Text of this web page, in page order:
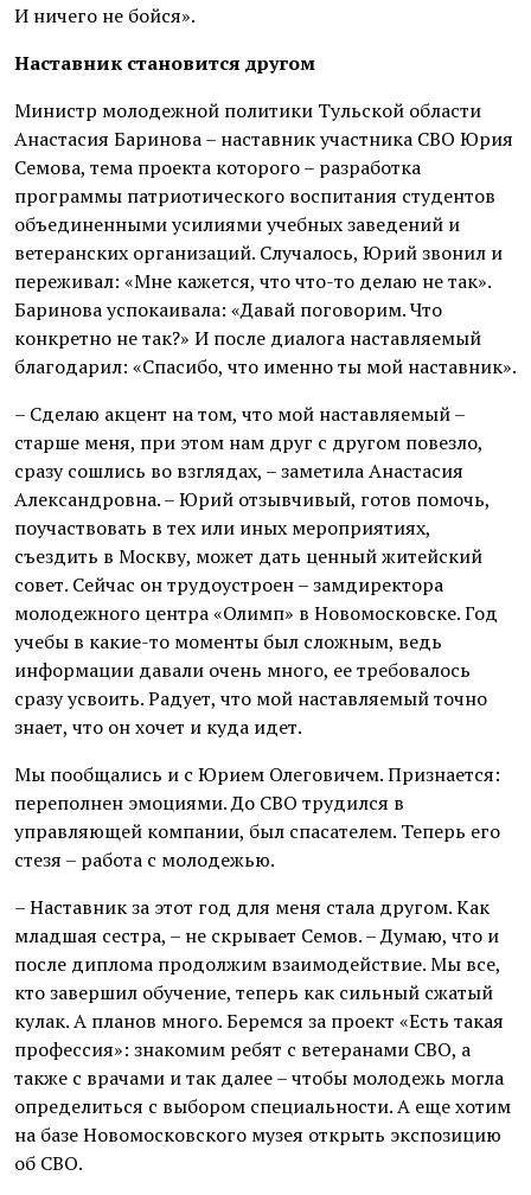
И ничего не бойся».
Наставник становится другом
Министр молодежной политики Тульской области
Анастасия Баринова – наставник участника СВО Юрия
Семова, тема проекта которого – разработка
программы патриотического воспитания студентов
объединенными усилиями учебных заведений и
ветеранских организаций. Случалось, Юрий звонил и
переживал: «Мне кажется, что что-то делаю не так».
Баринова успокаивала: «Давай поговорим. Что
конкретно не так?» И после диалога наставляемый
благодарил: «Спасибо, что именно ты мой наставник».
– Сделаю акцент на том, что мой наставляемый –
старше меня, при этом нам друг с другом повезло,
сразу сошлись во взглядах, – заметила Анастасия
Александровна. – Юрий отзывчивый, готов помочь,
поучаствовать в тех или иных мероприятиях,
съездить в Москву, может дать ценный житейский
совет. Сейчас он трудоустроен – замдиректора
молодежного центра «Олимп» в Новомосковске. Год
учебы в какие-то моменты был сложным, ведь
информации давали очень много, ее требовалось
сразу усвоить. Радует, что мой наставляемый точно
знает, что он хочет и куда идет.
Мы пообщались и с Юрием Олеговичем. Признается:
переполнен эмоциями. До СВО трудился в
управляющей компании, был спасателем. Теперь его
стезя – работа с молодежью.
– Наставник за этот год для меня стала другом. Как
младшая сестра, – не скрывает Семов. – Думаю, что и
после диплома продолжим взаимодействие. Мы все,
кто завершил обучение, теперь как сильный сжатый
кулак. А планов много. Беремся за проект «Есть такая
профессия»: знакомим ребят с ветеранами СВО, а
также с врачами и так далее – чтобы молодежь могла
определиться с выбором специальности. А еще хотим
на базе Новомосковского музея открыть экспозицию
об СВО.